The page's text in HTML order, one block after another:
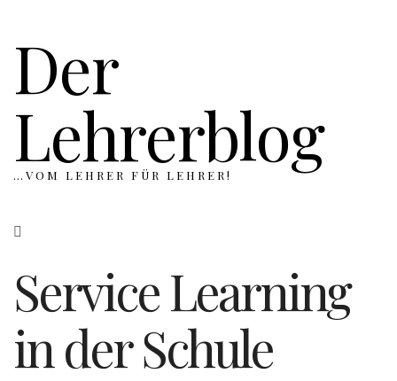
Der
Lehrerblog
…VOM LEHRER FÜR LEHRER!
Service Learning
in der Schule